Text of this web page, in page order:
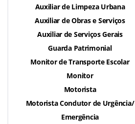
Auxiliar de Limpeza Urbana
Auxiliar de Obras e Serviços
Auxiliar de Serviços Gerais
Guarda Patrimonial
Monitor de Transporte Escolar
Monitor
Motorista
Motorista Condutor de Urgência/
Emergência